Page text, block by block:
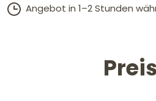
Angebot in 1–2 Stunden